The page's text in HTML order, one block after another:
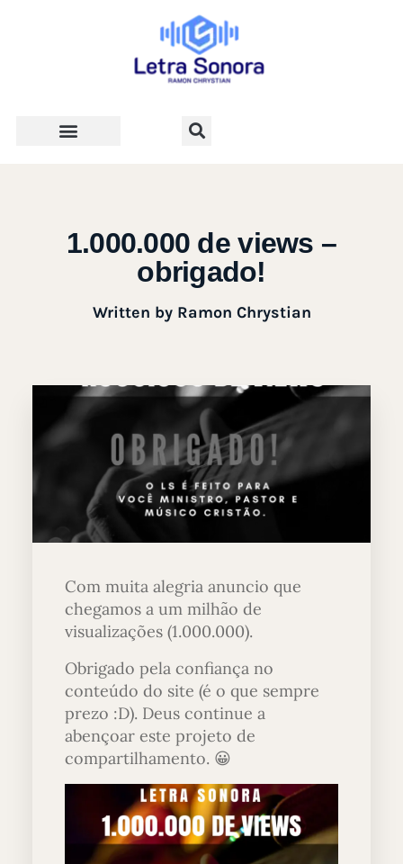
1.000.000 de views –
obrigado!
Written byRamon Chrystian
Com muita alegria anuncio que
chegamos a um milhão de
visualizações (1.000.000).
Obrigado pela confiança no
conteúdo do site (é o que sempre
prezo :D). Deus continue a
abençoar este projeto de
compartilhamento. 😀